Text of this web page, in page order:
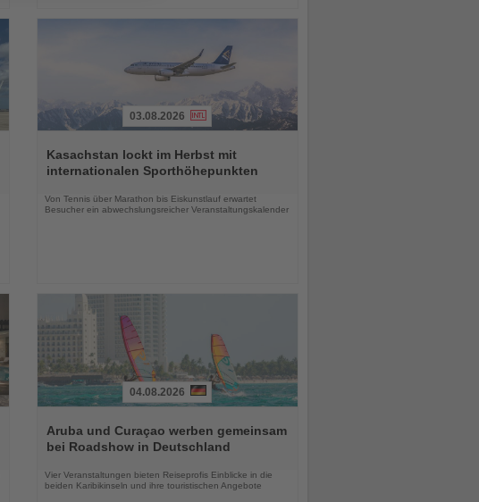
Sie
die
03.08.2026
Kasachstan lockt im Herbst mit
internationalen Sporthöhepunkten
Von Tennis über Marathon bis Eiskunstlauf erwartet
Besucher ein abwechslungsreicher Veranstaltungskalender
Sie
die
04.08.2026
Aruba und Curaçao werben gemeinsam
bei Roadshow in Deutschland
Vier Veranstaltungen bieten Reiseprofis Einblicke in die
beiden Karibikinseln und ihre touristischen Angebote